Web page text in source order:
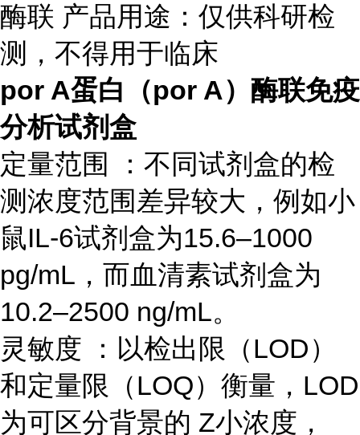
酶联 产品用途：仅供科研检
测，不得用于临床
por A蛋白（por A）酶联免疫
分析试剂盒
定量范围 ：不同试剂盒的检
测浓度范围差异较大，例如小
鼠IL-6试剂盒为15.6–1000
pg/mL，而血清素试剂盒为
10.2–2500 ng/mL。
灵敏度 ：以检出限（LOD）
和定量限（LOQ）衡量，LOD
为可区分背景的 Z小浓度，